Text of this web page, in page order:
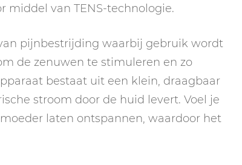
middel van TENS-technologie.
pijnbestrijding waarbij gebruik wordt
de zenuwen te stimuleren en zo
bestaat uit een klein, draagbaar
stroom door de huid levert. Voel je
laten ontspannen, waardoor het